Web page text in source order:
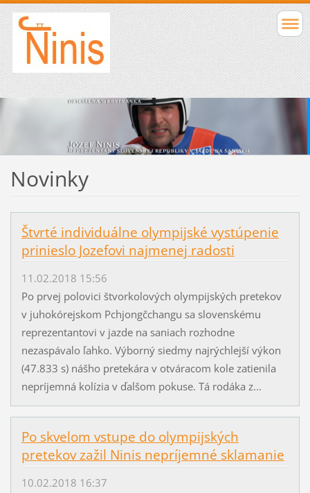
Novinky
Štvrté individuálne olympijské vystúpenie
prinieslo Jozefovi najmenej radosti
11.02.2018 15:56
Po prvej polovici štvorkolových olympijských pretekov
v juhokórejskom Pchjongčchangu sa slovenskému
reprezentantovi v jazde na saniach rozhodne
nezaspávalo ľahko. Výborný siedmy najrýchlejší výkon
(47.833 s) nášho pretekára v otváracom kole zatienila
nepríjemná kolízia v ďalšom pokuse. Tá rodáka z...
Po skvelom vstupe do olympijských
pretekov zažil Ninis nepríjemné sklamanie
10.02.2018 16:37